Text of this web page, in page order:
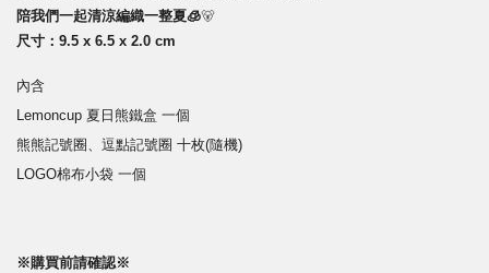
陪我們一起清涼編織一整夏🧊🐻
尺寸：9.5 x 6.5 x 2.0 cm
內含
Lemoncup 夏日熊鐵盒 一個
熊熊記號圈、逗點記號圈 十枚(隨機)
LOGO棉布小袋 一個
※購買前請確認※